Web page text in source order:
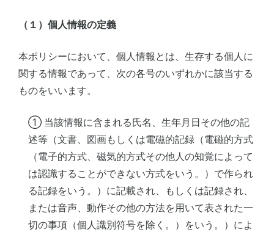
（１）個人情報の定義
本ポリシーにおいて、個人情報とは、生存する個人に
関する情報であって、次の各号のいずれかに該当する
ものをいいます。
① 当該情報に含まれる氏名、生年月日その他の記
述等（文書、図画もしくは電磁的記録（電磁的方式
（電子的方式、磁気的方式その他人の知覚によって
は認識することができない方式をいう。）で作られ
る記録をいう。）に記載され、もしくは記録され、
または音声、動作その他の方法を用いて表された一
切の事項（個人識別符号を除く。）をいう。）によ